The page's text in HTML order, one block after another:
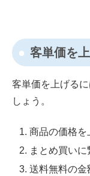
客単価を
客単価を上げる
しょう。
商品の価格を
まとめ買い
送料無料の金